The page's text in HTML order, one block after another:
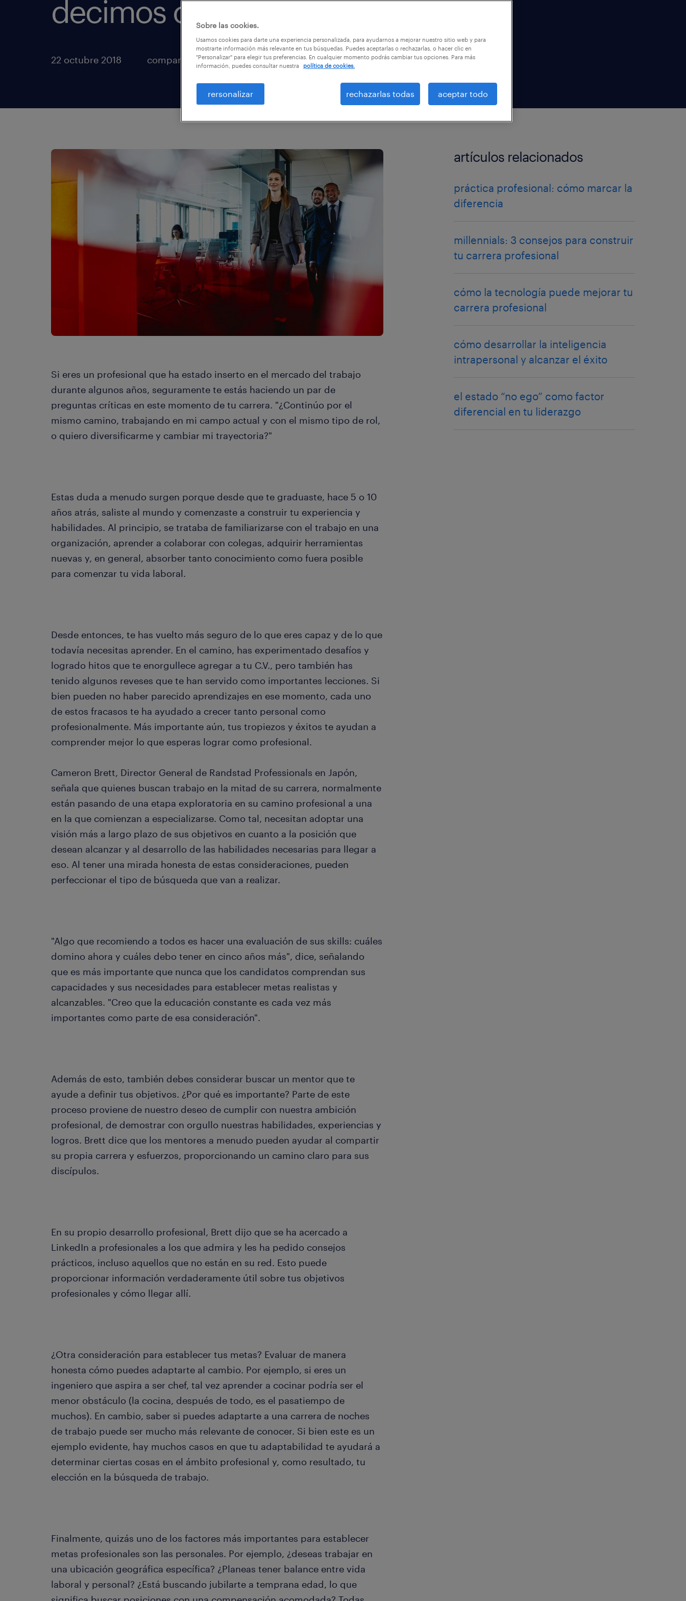
decimos cómo!
22 octubre 2018 compartir artículos
Si eres un profesional que ha estado inserto en el mercado del trabajo
durante algunos años, seguramente te estás haciendo un par de
preguntas críticas en este momento de tu carrera. "¿Continúo por el
mismo camino, trabajando en mi campo actual y con el mismo tipo de rol,
o quiero diversificarme y cambiar mi trayectoria?"
Estas duda a menudo surgen porque desde que te graduaste, hace 5 o 10
años atrás, saliste al mundo y comenzaste a construir tu experiencia y
habilidades. Al principio, se trataba de familiarizarse con el trabajo en una
organización, aprender a colaborar con colegas, adquirir herramientas
nuevas y, en general, absorber tanto conocimiento como fuera posible
para comenzar tu vida laboral.
Desde entonces, te has vuelto más seguro de lo que eres capaz y de lo que
todavía necesitas aprender. En el camino, has experimentado desafíos y
logrado hitos que te enorgullece agregar a tu C.V., pero también has
tenido algunos reveses que te han servido como importantes lecciones. Si
bien pueden no haber parecido aprendizajes en ese momento, cada uno
de estos fracasos te ha ayudado a crecer tanto personal como
profesionalmente. Más importante aún, tus tropiezos y éxitos te ayudan a
comprender mejor lo que esperas lograr como profesional.
Cameron Brett, Director General de Randstad Professionals en Japón,
señala que quienes buscan trabajo en la mitad de su carrera, normalmente
están pasando de una etapa exploratoria en su camino profesional a una
en la que comienzan a especializarse. Como tal, necesitan adoptar una
visión más a largo plazo de sus objetivos en cuanto a la posición que
desean alcanzar y al desarrollo de las habilidades necesarias para llegar a
eso. Al tener una mirada honesta de estas consideraciones, pueden
perfeccionar el tipo de búsqueda que van a realizar.
"Algo que recomiendo a todos es hacer una evaluación de sus skills: cuáles
domino ahora y cuáles debo tener en cinco años más", dice, señalando
que es más importante que nunca que los candidatos comprendan sus
capacidades y sus necesidades para establecer metas realistas y
alcanzables. "Creo que la educación constante es cada vez más
importantes como parte de esa consideración".
Además de esto, también debes considerar buscar un mentor que te
ayude a definir tus objetivos. ¿Por qué es importante? Parte de este
proceso proviene de nuestro deseo de cumplir con nuestra ambición
profesional, de demostrar con orgullo nuestras habilidades, experiencias y
logros. Brett dice que los mentores a menudo pueden ayudar al compartir
su propia carrera y esfuerzos, proporcionando un camino claro para sus
discípulos.
En su propio desarrollo profesional, Brett dijo que se ha acercado a
LinkedIn a profesionales a los que admira y les ha pedido consejos
prácticos, incluso aquellos que no están en su red. Esto puede
proporcionar información verdaderamente útil sobre tus objetivos
profesionales y cómo llegar allí.
¿Otra consideración para establecer tus metas? Evaluar de manera
honesta cómo puedes adaptarte al cambio. Por ejemplo, si eres un
ingeniero que aspira a ser chef, tal vez aprender a cocinar podría ser el
menor obstáculo (la cocina, después de todo, es el pasatiempo de
muchos). En cambio, saber si puedes adaptarte a una carrera de noches
de trabajo puede ser mucho más relevante de conocer. Si bien este es un
ejemplo evidente, hay muchos casos en que tu adaptabilidad te ayudará a
determinar ciertas cosas en el ámbito profesional y, como resultado, tu
elección en la búsqueda de trabajo.
Finalmente, quizás uno de los factores más importantes para establecer
metas profesionales son las personales. Por ejemplo, ¿deseas trabajar en
una ubicación geográfica específica? ¿Planeas tener balance entre vida
laboral y personal? ¿Está buscando jubilarte a temprana edad, lo que
artículos relacionados
práctica profesional: cómo marcar la
diferencia
millennials: 3 consejos para construir
tu carrera profesional
cómo la tecnología puede mejorar tu
carrera profesional
cómo desarrollar la inteligencia
intrapersonal y alcanzar el éxito
el estado “no ego” como factor
diferencial en tu liderazgo
Sobre las cookies.
Usamos cookies para darte una experiencia personalizada, para ayudarnos a mejorar nuestro sitio web y para
mostrarte información más relevante en tus búsquedas. Puedes aceptarlas o rechazarlas, o hacer clic en
"Personalizar" para elegir tus preferencias. En cualquier momento podrás cambiar tus opciones. Para más
información, puedes consultar nuestra
política de cookies.
rersonalizar rechazarlas todas aceptar todo